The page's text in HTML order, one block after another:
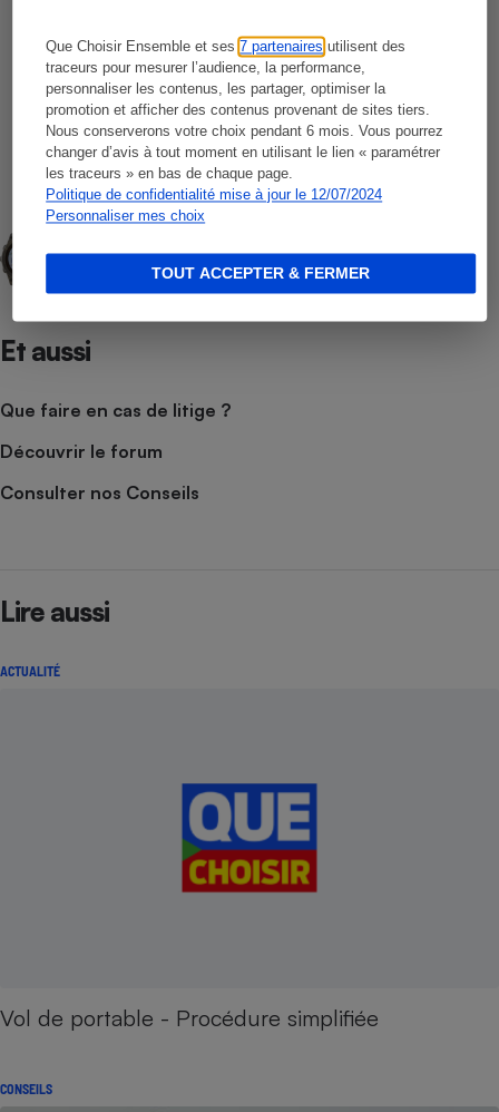
Que Choisir Ensemble et ses7 partenaires utilisent des
traceurs pour mesurer l’audience, la performance,
personnaliser les contenus, les partager, optimiser la
promotion et afficher des contenus provenant de sites tiers.
Nous conserverons votre choix pendant 6 mois. Vous pourrez
changer d’avis à tout moment en utilisant le lien « paramétrer
les traceurs » en bas de chaque page.
Politique de confidentialité mise à jour le 12/07/2024
Personnaliser mes choix
TOUT ACCEPTER & FERMER
Smartphones
COMPARATIF
Opérateurs de téléphonie mobile
COMPARATIF
Et aussi
Que faire en cas de litige ?
Découvrir le forum
Consulter nos Conseils
Lire aussi
ACTUALITÉ
Vol de portable - Procédure simplifiée
CONSEILS